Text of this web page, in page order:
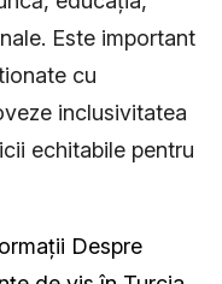
Este important
cu
inclusivitatea
echitabile pentru
Despre